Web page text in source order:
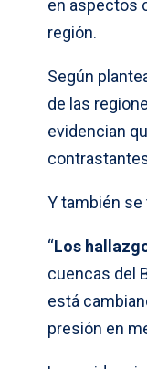
en aspectos
región.
Según
de las
evidencian
Y también se
“Los
cuencas del
está
presión en